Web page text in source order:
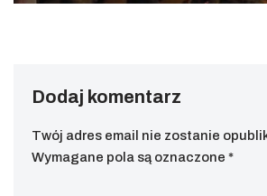
Dodaj komentarz
Twój adres email nie zostanie
Wymagane pola są oznaczone *